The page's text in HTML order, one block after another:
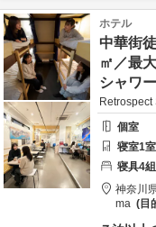
ホテル
中華街
㎡／最
シャワー
個室
寝室1室
寝具4組
神奈川
ma
目